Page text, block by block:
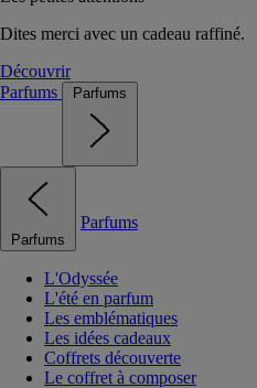
Dites merci avec un cadeau raffiné.
Découvrir
Parfums
Parfums
Parfums
Parfums
L'Odyssée
L'été en parfum
Les emblématiques
Les idées cadeaux
Coffrets découverte
Le coffret à composer